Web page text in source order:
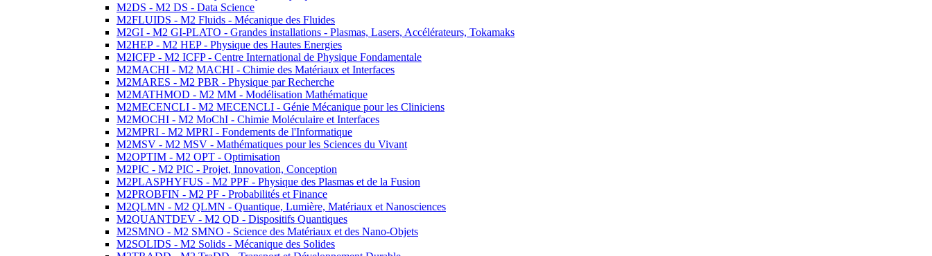
M2DS - M2 DS - Data Science
M2FLUIDS - M2 Fluids - Mécanique des Fluides
M2GI - M2 GI-PLATO - Grandes installations - Plasmas, Lasers, Accélérateurs, Tokamaks
M2HEP - M2 HEP - Physique des Hautes Energies
M2ICFP - M2 ICFP - Centre International de Physique Fondamentale
M2MACHI - M2 MACHI - Chimie des Matériaux et Interfaces
M2MARES - M2 PBR - Physique par Recherche
M2MATHMOD - M2 MM - Modélisation Mathématique
M2MECENCLI - M2 MECENCLI - Génie Mécanique pour les Cliniciens
M2MOCHI - M2 MoChI - Chimie Moléculaire et Interfaces
M2MPRI - M2 MPRI - Fondements de l'Informatique
M2MSV - M2 MSV - Mathématiques pour les Sciences du Vivant
M2OPTIM - M2 OPT - Optimisation
M2PIC - M2 PIC - Projet, Innovation, Conception
M2PLASPHYFUS - M2 PPF - Physique des Plasmas et de la Fusion
M2PROBFIN - M2 PF - Probabilités et Finance
M2QLMN - M2 QLMN - Quantique, Lumière, Matériaux et Nanosciences
M2QUANTDEV - M2 QD - Dispositifs Quantiques
M2SMNO - M2 SMNO - Science des Matériaux et des Nano-Objets
M2SOLIDS - M2 Solids - Mécanique des Solides